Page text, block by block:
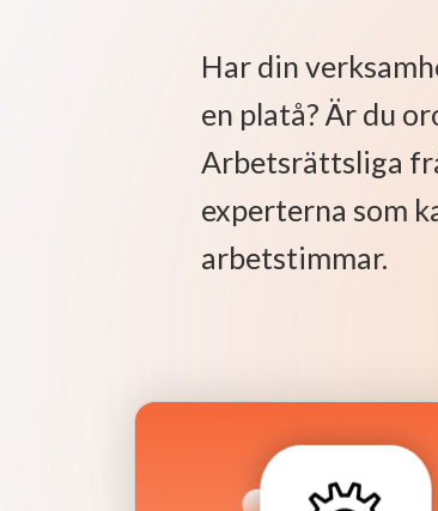
Har din
en platå? Är du
Arbetsrättsliga
experterna som
arbetstimmar.